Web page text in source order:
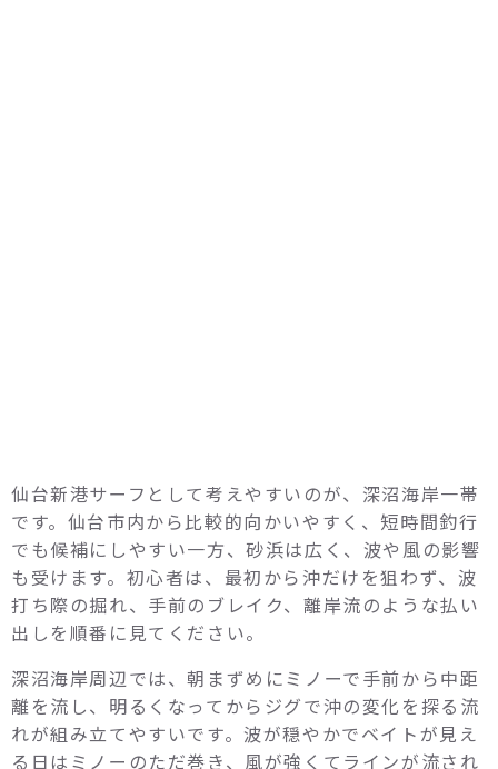
仙台新港サーフとして考えやすいのが、深沼海岸一帯
です。仙台市内から比較的向かいやすく、短時間釣行
でも候補にしやすい一方、砂浜は広く、波や風の影響
も受けます。初心者は、最初から沖だけを狙わず、波
打ち際の掘れ、手前のブレイク、離岸流のような払い
出しを順番に見てください。
深沼海岸周辺では、朝まずめにミノーで手前から中距
離を流し、明るくなってからジグで沖の変化を探る流
れが組み立てやすいです。波が穏やかでベイトが見え
る日はミノーのただ巻き、風が強くてラインが流され